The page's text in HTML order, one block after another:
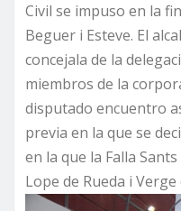
Civil se impuso en la
Beguer i Esteve. El
concejala de la
miembros de la
disputado encuentro
previa en la que se
en la que la Falla
Lope de Rueda i Verge